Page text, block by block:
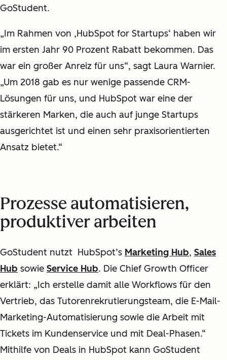
GoStudent.
„Im Rahmen von ‚HubSpot for Startups‘ haben wir
im ersten Jahr 90 Prozent Rabatt bekommen. Das
war ein großer Anreiz für uns“, sagt Laura Warnier.
„Um 2018 gab es nur wenige passende CRM-
Lösungen für uns, und HubSpot war eine der
stärkeren Marken, die auch auf junge Startups
ausgerichtet ist und einen sehr praxisorientierten
Ansatz bietet.“
Prozesse automatisieren,
produktiver arbeiten
GoStudent nutzt HubSpot’s Marketing Hub, Sales
Hub sowie Service Hub. Die Chief Growth Officer
erklärt: „Ich erstelle damit alle Workflows für den
Vertrieb, das Tutorenrekrutierungsteam, die E-Mail-
Marketing-Automatisierung sowie die Arbeit mit
Tickets im Kundenservice und mit Deal-Phasen.“
Mithilfe von Deals in HubSpot kann GoStudent